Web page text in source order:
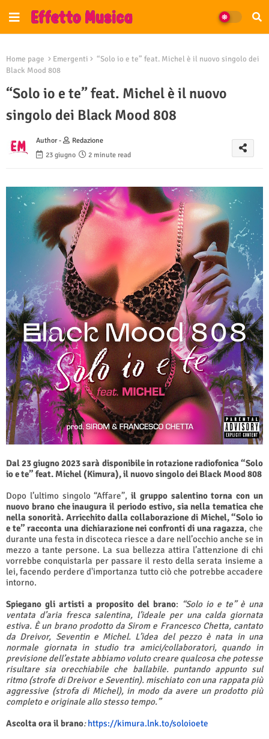
Home page Emergenti
“Solo io e te” feat. Michel è il nuovo singolo dei
Black Mood 808
“Solo io e te” feat. Michel è il nuovo
singolo dei Black Mood 808
Author -
Redazione
23 giugno
2 minute read
Dal 23 giugno 2023 sarà disponibile in rotazione radiofonica “Solo
io e te” feat. Michel (Kimura), il nuovo singolo dei Black Mood 808
Dopo l’ultimo singolo “Affare”, il gruppo salentino torna con un
nuovo brano che inaugura il periodo estivo, sia nella tematica che
nella sonorità. Arricchito dalla collaborazione di Michel, “Solo io
e te” racconta una dichiarazione nei confronti di una ragazza, che
durante una festa in discoteca riesce a dare nell’occhio anche se in
mezzo a tante persone. La sua bellezza attira l’attenzione di chi
vorrebbe conquistarla per passare il resto della serata insieme a
lei, facendo perdere d'importanza tutto ciò che potrebbe accadere
intorno.
Spiegano gli artisti a proposito del brano: “Solo io e te” è una
ventata d’aria fresca salentina, l’ideale per una calda giornata
estiva. È un brano prodotto da Sirom e Francesco Chetta, cantato
da Dreivor, Seventin e Michel. L’idea del pezzo è nata in una
normale giornata in studio tra amici/collaboratori, quando in
previsione dell’estate abbiamo voluto creare qualcosa che potesse
risultare sia orecchiabile che ballabile. puntando appunto sul
ritmo (strofe di Dreivor e Seventin). mischiato con una rappata più
aggressive (strofa di Michel), in modo da avere un prodotto più
completo e originale allo stesso tempo.”
Ascolta ora il brano: https://kimura.lnk.to/soloioete